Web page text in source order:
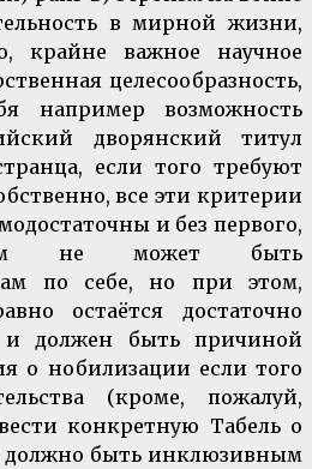
в мирной жизни,
крайне важное научное
целесообразность,
например возможность
дворянский титул
если того требуют
все эти критерии
и без первого,
не может быть
по себе, но при этом,
остаётся достаточно
должен быть причиной
о нобилизации если того
(кроме, пожалуй,
конкретную Табель о
должно быть инклюзивным